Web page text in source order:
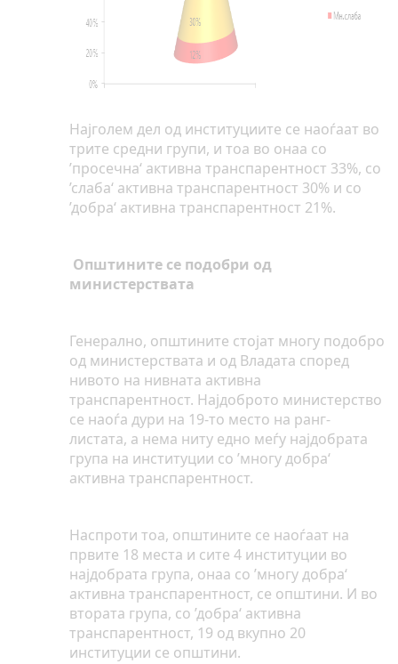
Најголем дел од институциите се наоѓаат во
трите средни групи, и тоа во онаа со
’просечна‘ активна транспарентност 33%, со
’слаба‘ активна транспарентност 30% и со
’добра‘ активна транспарентност 21%.
Општините се подобри од
министерствата
Генерално, општините стојат многу подобро
од министерствата и од Владата според
нивото на нивната активна
транспарентност. Најдоброто министерство
се наоѓа дури на 19-то место на ранг-
листата, а нема ниту едно меѓу најдобрата
група на институции со ’многу добра‘
активна транспарентност.
Наспроти тоа, општините се наоѓаат на
првите 18 места и сите 4 институции во
најдобрата група, онаа со ’многу добра‘
активна транспарентност, се општини. И во
втората група, со ’добра‘ активна
транспарентност, 19 од вкупно 20
институции се општини.